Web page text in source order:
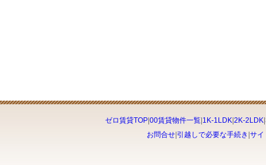
ゼロ賃貸TOP| 00賃貸物件一覧| 1K-1LDK| 2K-2LDK|
お問合せ 引越しで必要な手続き サイ